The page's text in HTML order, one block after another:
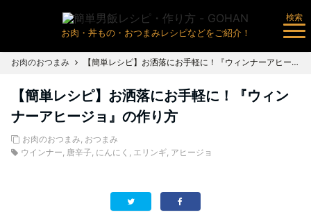
お肉・丼もの・おつまみレシピなどをご紹介！
検索
お肉のおつまみ 【簡単レシピ】お洒落にお手軽に！『ウィンナーアヒージョ』の作り方
【簡単レシピ】お洒落にお手軽に！『ウィン
ナーアヒージョ』の作り方
お肉のおつまみ, おつまみ
ウインナー, 唐辛子, にんにく , エリンギ, アヒージョ